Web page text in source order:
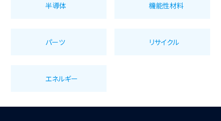
半導体 機能性材料
パーツ リサイクル
エネルギー